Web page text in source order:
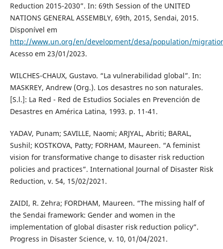
Reduction 2015-2030”. In: 69th Session of the UNITED
NATIONS GENERAL ASSEMBLY, 69th, 2015, Sendai, 2015.
Disponível em
http://www.un.org/en/development/desa/population/
Acesso em 23/01/2023.
WILCHES-CHAUX, Gustavo. “La vulnerabilidad global”. In:
MASKREY, Andrew (Org.). Los desastres no son naturales.
[S.l.]: La Red - Red de Estudios Sociales en Prevención de
Desastres en América Latina, 1993. p. 11-41.
YADAV, Punam; SAVILLE, Naomi; ARJYAL, Abriti; BARAL,
Sushil; KOSTKOVA, Patty; FORHAM, Maureen. “A feminist
vision for transformative change to disaster risk reduction
policies and practices”. International Journal of Disaster Risk
Reduction, v. 54, 15/02/2021.
ZAIDI, R. Zehra; FORDHAM, Maureen. “The missing half of
the Sendai framework: Gender and women in the
implementation of global disaster risk reduction policy”.
Progress in Disaster Science, v. 10, 01/04/2021.